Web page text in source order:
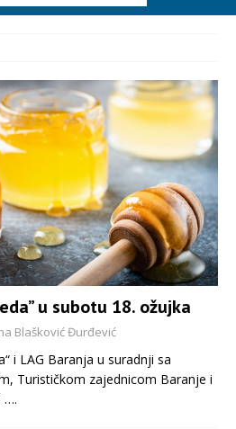
u subotu 18. ožujka
Blašković Đurđević
i LAG Baranja u suradnji sa
Turističkom zajednicom Baranje i
….